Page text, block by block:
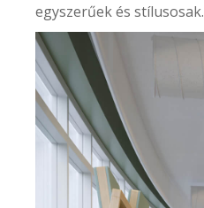
egyszerűek és stílusosak.